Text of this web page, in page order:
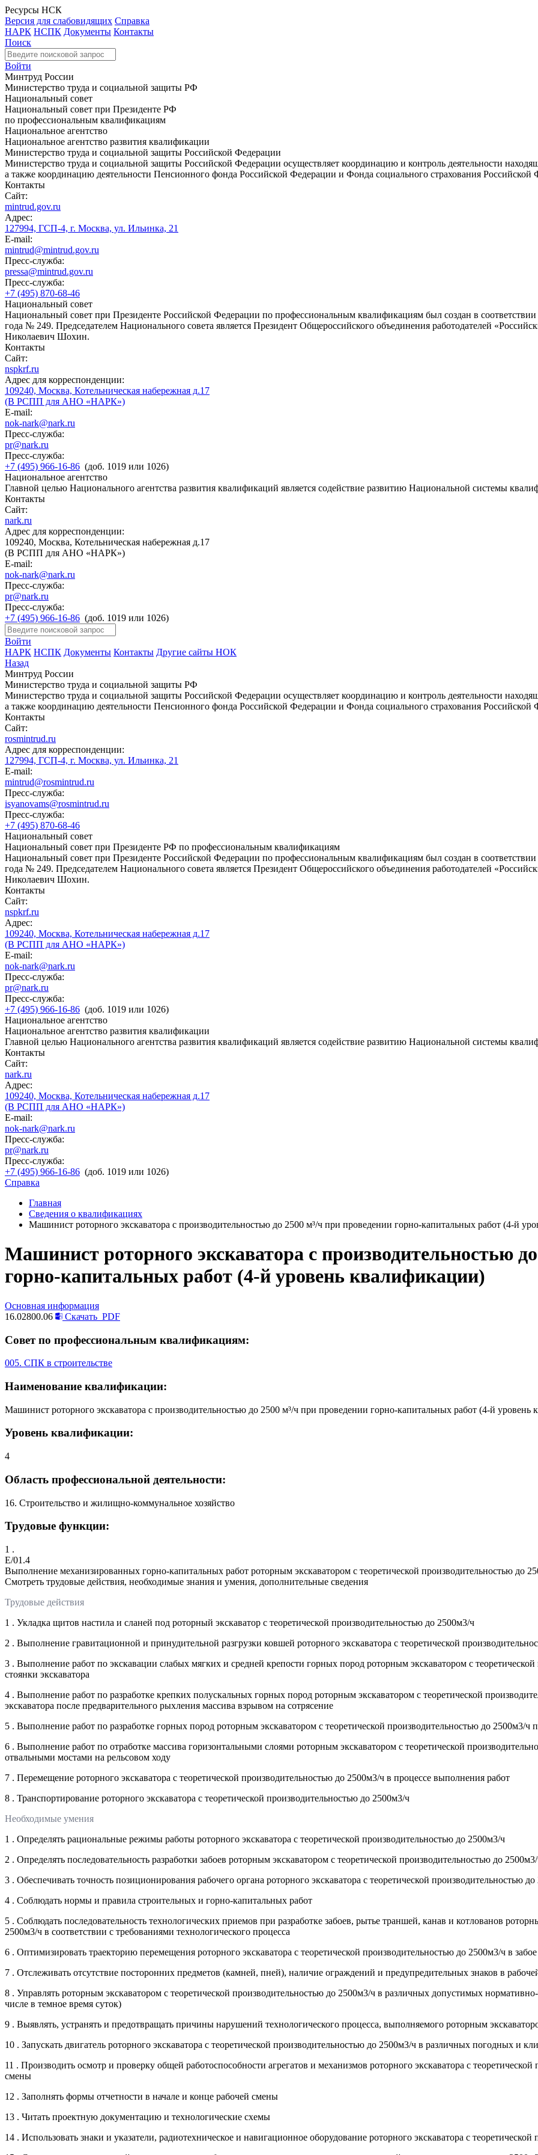
Ресурсы НСК
Версия для слабовидящих Справка
НАРК НСПК Документы Контакты
Поиск
Войти
Минтруд России
Министерство труда и социальной защиты РФ
Национальный совет
Национальный совет при Президенте РФ
по профессиональным квалификациям
Национальное агентство
Национальное агентство развития квалификации
Министерство труда и социальной защиты Российской Федерации
Министерство труда и социальной защиты Российской Федерации осуществляет координацию и контроль деятельности
а также координацию деятельности Пенсионного фонда Российской Федерации и Фонда социального страхования Российской
Контакты
Сайт:
mintrud.gov.ru
Адрес:
127994, ГСП-4, г. Москва, ул. Ильинка, 21
E-mail:
mintrud@mintrud.gov.ru
Пресс-служба:
pressa@mintrud.gov.ru
Пресс-служба:
+7 (495) 870-68-46
Национальный совет
Национальный совет при Президенте Российской Федерации по профессиональным квалификациям был создан в
года № 249. Председателем Национального совета является Президент Общероссийского объединения работодателей
Николаевич Шохин.
Контакты
Сайт:
nspkrf.ru
Адрес для корреспонденции:
109240, Москва, Котельническая набережная д.17
(В РСПП для АНО «НАРК»)
E-mail:
nok-nark@nark.ru
Пресс-служба:
pr@nark.ru
Пресс-служба:
+7 (495) 966-16-86 (доб. 1019 или 1026)
Национальное агентство
Главной целью Национального агентства развития квалификаций является содействие развитию Национальной системы
Контакты
Сайт:
nark.ru
Адрес для корреспонденции:
109240, Москва, Котельническая набережная д.17
(В РСПП для АНО «НАРК»)
E-mail:
nok-nark@nark.ru
Пресс-служба:
pr@nark.ru
Пресс-служба:
+7 (495) 966-16-86 (доб. 1019 или 1026)
Войти
НАРК НСПК Документы Контакты Другие сайты НОК
Назад
Минтруд России
Министерство труда и социальной защиты РФ
Министерство труда и социальной защиты Российской Федерации осуществляет координацию и контроль деятельности
а также координацию деятельности Пенсионного фонда Российской Федерации и Фонда социального страхования Российской
Контакты
Сайт:
rosmintrud.ru
Адрес для корреспонденции:
127994, ГСП-4, г. Москва, ул. Ильинка, 21
E-mail:
mintrud@rosmintrud.ru
Пресс-служба:
isyanovams@rosmintrud.ru
Пресс-служба:
+7 (495) 870-68-46
Национальный совет
Национальный совет при Президенте РФ по профессиональным квалификациям
Национальный совет при Президенте Российской Федерации по профессиональным квалификациям был создан в
года № 249. Председателем Национального совета является Президент Общероссийского объединения работодателей
Николаевич Шохин.
Контакты
Сайт:
nspkrf.ru
Адрес:
109240, Москва, Котельническая набережная д.17
(В РСПП для АНО «НАРК»)
E-mail:
nok-nark@nark.ru
Пресс-служба:
pr@nark.ru
Пресс-служба:
+7 (495) 966-16-86 (доб. 1019 или 1026)
Национальное агентство
Национальное агентство развития квалификации
Главной целью Национального агентства развития квалификаций является содействие развитию Национальной системы
Контакты
Сайт:
nark.ru
Адрес:
109240, Москва, Котельническая набережная д.17
(В РСПП для АНО «НАРК»)
E-mail:
nok-nark@nark.ru
Пресс-служба:
pr@nark.ru
Пресс-служба:
+7 (495) 966-16-86 (доб. 1019 или 1026)
Справка
Главная
Сведения о квалификациях
Машинист роторного экскаватора с производительностью до 2500 м³/ч при проведении горно-капитальных работ (4-й
Машинист роторного экскаватора с производительностью
горно-капитальных работ (4-й уровень квалификации)
Основная информация
16.02800.06
Скачать PDF
Совет по профессиональным квалификациям:
005. СПК в строительстве
Наименование квалификации:
Машинист роторного экскаватора с производительностью до 2500 м³/ч при проведении горно-капитальных работ (4-й уровень
Уровень квалификации:
4
Область профессиональной деятельности:
16. Строительство и жилищно-коммунальное хозяйство
Трудовые функции:
1 .
E/01.4
Выполнение механизированных горно-капитальных работ роторным экскаватором с теоретической производительностью до
Смотреть трудовые действия, необходимые знания и умения, дополнительные сведения
Трудовые действия
1 . Укладка щитов настила и сланей под роторный экскаватор с теоретической производительностью до 2500м3/ч
2 . Выполнение гравитационной и принудительной разгрузки ковшей роторного экскаватора с теоретической
3 . Выполнение работ по экскавации слабых мягких и средней крепости горных пород роторным экскаватором с
стоянки экскаватора
4 . Выполнение работ по разработке крепких полускальных горных пород роторным экскаватором с теоретической
экскаватора после предварительного рыхления массива взрывом на сотрясение
5 . Выполнение работ по разработке горных пород роторным экскаватором с теоретической производительностью до 2500м3/ч
6 . Выполнение работ по отработке массива горизонтальными слоями роторным экскаватором с теоретической
отвальными мостами на рельсовом ходу
7 . Перемещение роторного экскаватора с теоретической производительностью до 2500м3/ч в процессе выполнения работ
8 . Транспортирование роторного экскаватора с теоретической производительностью до 2500м3/ч
Необходимые умения
1 . Определять рациональные режимы работы роторного экскаватора с теоретической производительностью до 2500м3/ч
2 . Определять последовательность разработки забоев роторным экскаватором с теоретической производительностью до
3 . Обеспечивать точность позиционирования рабочего органа роторного экскаватора с теоретической производительностью
4 . Соблюдать нормы и правила строительных и горно-капитальных работ
5 . Соблюдать последовательность технологических приемов при разработке забоев, рытье траншей, канав и котлованов
2500м3/ч в соответствии с требованиями технологического процесса
6 . Оптимизировать траекторию перемещения роторного экскаватора с теоретической производительностью до 2500м3/ч в забое
7 . Отслеживать отсутствие посторонних предметов (камней, пней), наличие ограждений и предупредительных знаков в
8 . Управлять роторным экскаватором с теоретической производительностью до 2500м3/ч в различных допустимых
числе в темное время суток)
9 . Выявлять, устранять и предотвращать причины нарушений технологического процесса, выполняемого роторным
10 . Запускать двигатель роторного экскаватора с теоретической производительностью до 2500м3/ч в различных погодных и
11 . Производить осмотр и проверку общей работоспособности агрегатов и механизмов роторного экскаватора с
смены
12 . Заполнять формы отчетности в начале и конце рабочей смены
13 . Читать проектную документацию и технологические схемы
14 . Использовать знаки и указатели, радиотехническое и навигационное оборудование роторного экскаватора с